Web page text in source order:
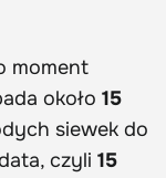
moment
około 15
siewek do
czyli 15